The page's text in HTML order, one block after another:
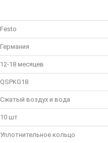
Festo
Германия
12-18 месяцев
QSPKG18
Сжатый воздух и вода
10 шт
Уплотнительное кольцо